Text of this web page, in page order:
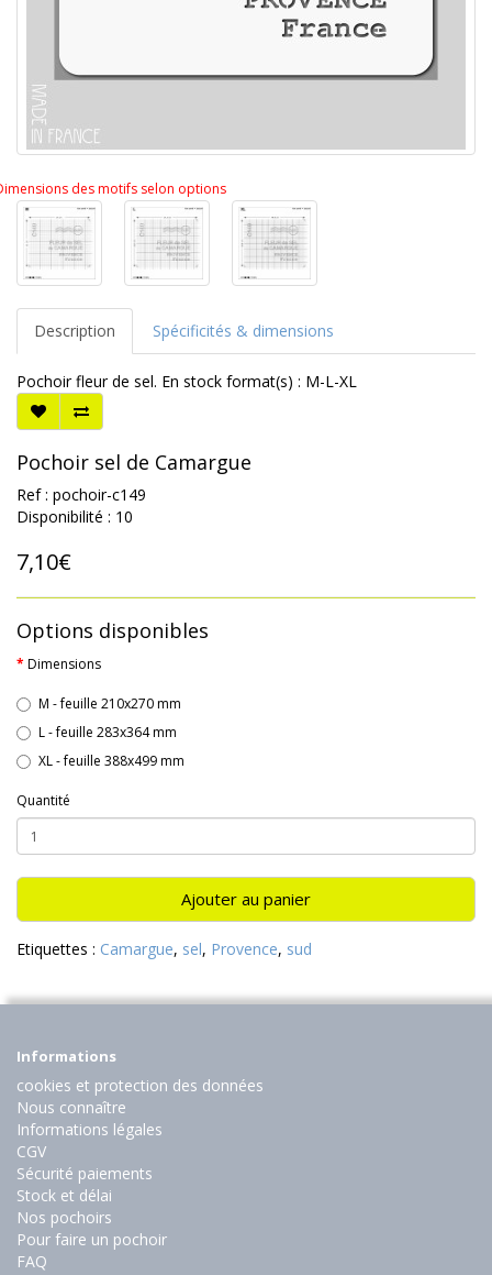
des motifs selon options
Description Spécificités & dimensions
Pochoir fleur de sel. En stock format(s) : M-L-XL
Pochoir sel de Camargue
Ref : pochoir-c149
Disponibilité : 10
7,10€
Options disponibles
Dimensions
M - feuille 210x270 mm
L - feuille 283x364 mm
XL - feuille 388x499 mm
Quantité
Ajouter au panier
Etiquettes : Camargue, sel, Provence, sud
Informations
cookies et protection des données
Nous connaître
Informations légales
CGV
Sécurité paiements
Stock et délai
Nos pochoirs
Pour faire un pochoir
FAQ